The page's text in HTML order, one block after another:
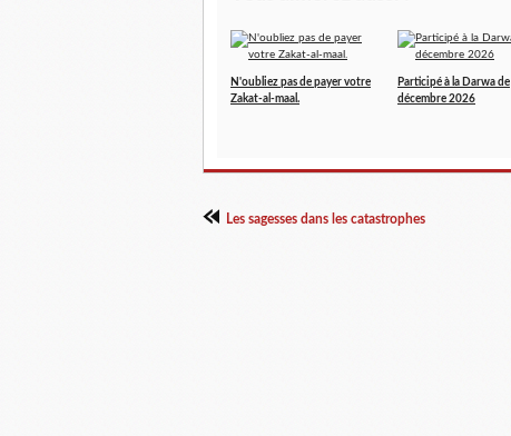
N'oubliez pas de payer votre
Zakat-al-maal.
Participé à la Darwa de
décembre 2026
Les sagesses dans les catastrophes